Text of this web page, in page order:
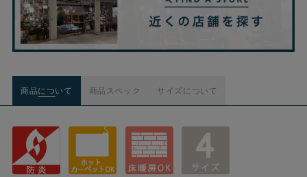
商品について 商品スペック サイズについて